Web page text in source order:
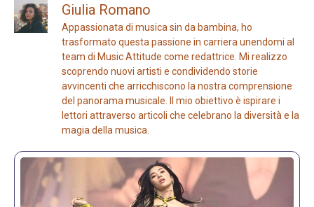
Giulia Romano
Appassionata di musica sin da bambina, ho
trasformato questa passione in carriera unendomi al
team di Music Attitude come redattrice. Mi realizzo
scoprendo nuovi artisti e condividendo storie
avvincenti che arricchiscono la nostra comprensione
del panorama musicale. Il mio obiettivo è ispirare i
lettori attraverso articoli che celebrano la diversità e la
magia della musica.